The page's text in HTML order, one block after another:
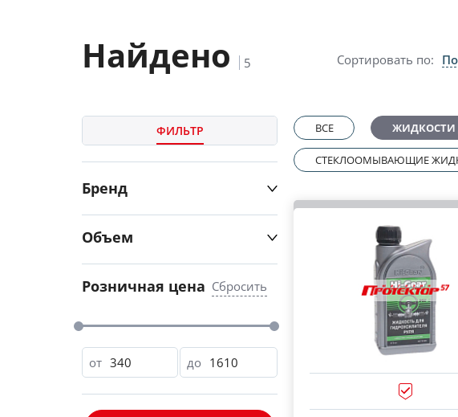
Найдено 5 Сортировать по:
ФИЛЬТР
Бренд
Объем
Розничная цена Сбросить
от до
ВСЕ ЖИДКОСТИ
СТЕКЛООМЫВАЮЩИЕ